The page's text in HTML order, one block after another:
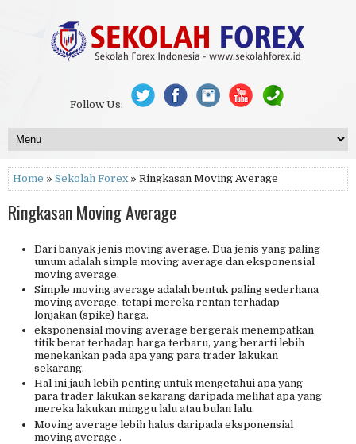
Follow Us:
Home » Sekolah Forex» Ringkasan Moving Average
Ringkasan Moving Average
Dari banyak jenis moving average. Dua jenis yang paling
umum adalah simple moving average dan eksponensial
moving average.
Simple moving average adalah bentuk paling sederhana
moving average, tetapi mereka rentan terhadap
lonjakan (spike) harga.
eksponensial moving average bergerak menempatkan
titik berat terhadap harga terbaru, yang berarti lebih
menekankan pada apa yang para trader lakukan
sekarang.
Hal ini jauh lebih penting untuk mengetahui apa yang
para trader lakukan sekarang daripada melihat apa yang
mereka lakukan minggu lalu atau bulan lalu.
Moving average lebih halus daripada eksponensial
moving average .